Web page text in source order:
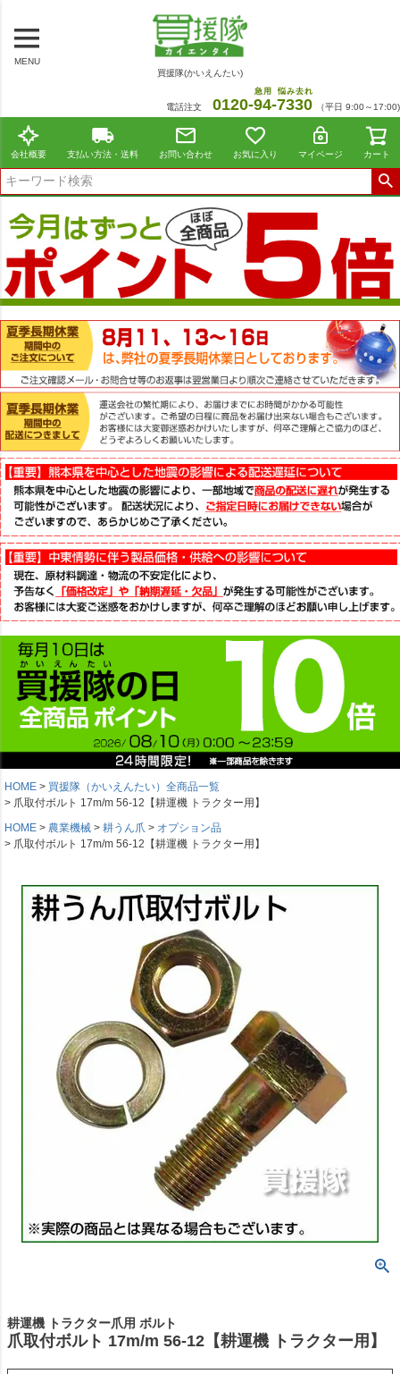
MENU
買援隊(かいえんたい)
電話注文 0120-94
急用
-7330
悩み去れ
（平日 9:00～17:00)
会社概要 支払い方法・送料 お問い合わせ お気に入り マイページ カート
HOME
買援隊（かいえんたい）全商品一覧
爪取付ボルト 17m/m 56-12【耕運機 トラクター用】
HOME
農業機械 耕うん爪
オプション品
爪取付ボルト 17m/m 56-12【耕運機 トラクター用】
耕運機 トラクター爪用 ボルト
爪取付ボルト 17m/m 56-12【耕運機 トラクター用】